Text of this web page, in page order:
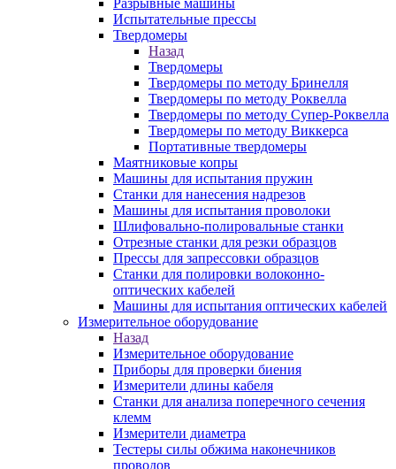
Разрывные машины
Испытательные прессы
Твердомеры
Назад
Твердомеры
Твердомеры по методу Бринелля
Твердомеры по методу Роквелла
Твердомеры по методу Супер-Роквелла
Твердомеры по методу Виккерса
Портативные твердомеры
Маятниковые копры
Машины для испытания пружин
Станки для нанесения надрезов
Машины для испытания проволоки
Шлифовально-полировальные станки
Отрезные станки для резки образцов
Прессы для запрессовки образцов
Станки для полировки волоконно-
оптических кабелей
Машины для испытания оптических кабелей
Измерительное оборудование
Назад
Измерительное оборудование
Приборы для проверки биения
Измерители длины кабеля
Станки для анализа поперечного сечения
клемм
Измерители диаметра
Тестеры силы обжима наконечников
проводов